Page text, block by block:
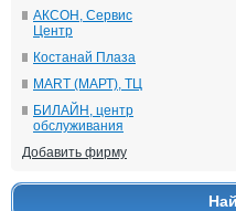
АКСОН, Сервис
Центр
Костанай Плаза
MART (МАРТ), ТЦ
БИЛАЙН, центр
обслуживания
Добавить фирму